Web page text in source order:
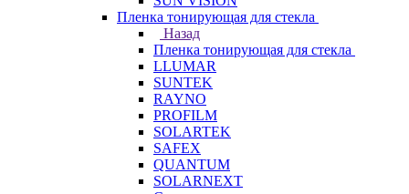
Пленка тонирующая для стекла
Назад
Пленка тонирующая для стекла
LLUMAR
SUNTEK
RAYNO
PROFILM
SOLARTEK
SAFEX
QUANTUM
SOLARNEXT